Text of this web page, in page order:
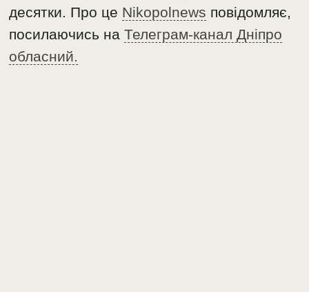
десятки. Про це Nikopolnews повідомляє,
посилаючись наТелеграм-канал Дніпро
обласний.